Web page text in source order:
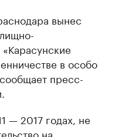
вынес
в особо
пресс-
— 2017 годах, не
на